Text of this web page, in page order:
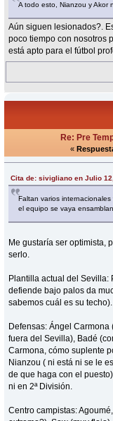
A todo esto, Nianzou y Akor
Aún siguen lesionados?.
poco tiempo con nosotros
está apto para el fútbol
Re: Pre
«
Cita de: sivigliano en Julio
Faltan varios
el equipo se vaya
Me gustaría ser optimista,
serlo.
Plantilla actual del Sevilla:
defiende bajo palos da
sabemos cuál es su techo).
Defensas: Ángel
fuera del Sevilla), Badé
Carmona, cómo suplente
Nianzou ( ni está ni se le
de que haga con el
ni en 2ª División.
Centro campistas: